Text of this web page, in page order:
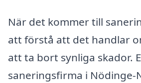
När det kommer till
att förstå att det handlar
att ta bort synliga skador.
saneringsfirma i Nödinge-